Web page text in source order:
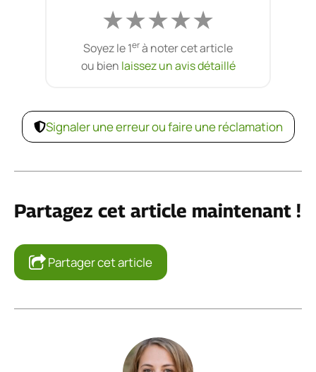
★★★★★
Soyez le 1erà noter cet article
ou bien laissez un avis détaillé
Signaler une erreur ou faire une réclamation
Partagez cet article maintenant !
Partager cet article